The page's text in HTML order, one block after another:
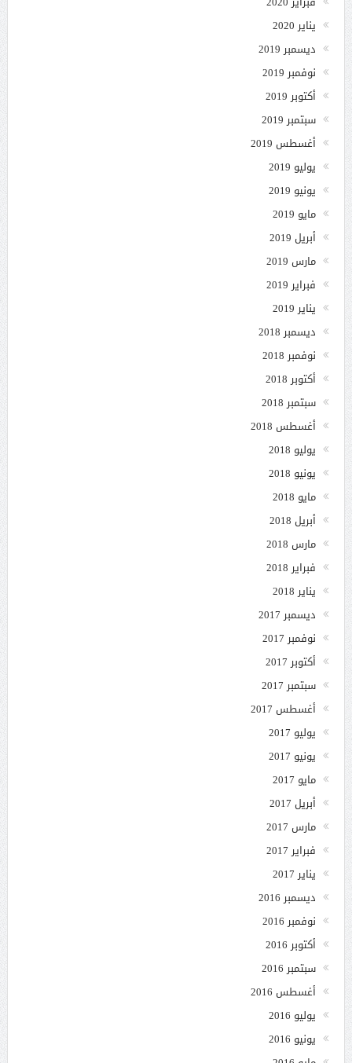
يناير 2020
ديسمبر 2019
نوفمبر 2019
أكتوبر 2019
سبتمبر 2019
أغسطس 2019
يوليو 2019
يونيو 2019
مايو 2019
أبريل 2019
مارس 2019
فبراير 2019
يناير 2019
ديسمبر 2018
نوفمبر 2018
أكتوبر 2018
سبتمبر 2018
أغسطس 2018
يوليو 2018
يونيو 2018
مايو 2018
أبريل 2018
مارس 2018
فبراير 2018
يناير 2018
ديسمبر 2017
نوفمبر 2017
أكتوبر 2017
سبتمبر 2017
أغسطس 2017
يوليو 2017
يونيو 2017
مايو 2017
أبريل 2017
مارس 2017
فبراير 2017
يناير 2017
ديسمبر 2016
نوفمبر 2016
أكتوبر 2016
سبتمبر 2016
أغسطس 2016
يوليو 2016
يونيو 2016